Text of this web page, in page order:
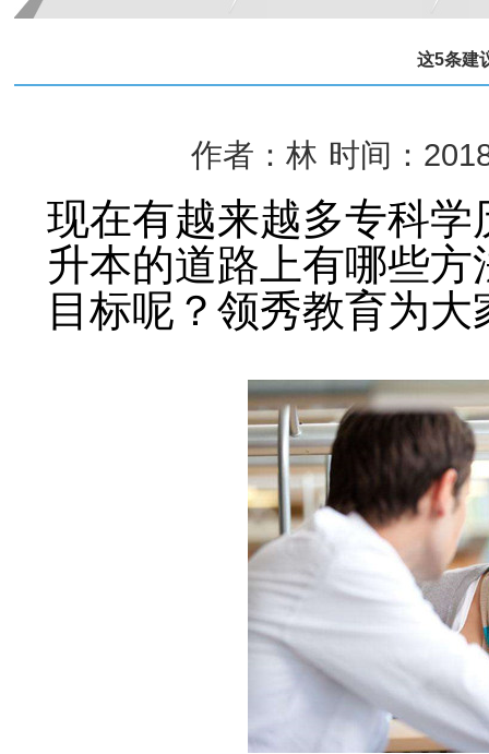
这5条建
作者：林 时间：
现在有越来越多专科
升本的道路上有哪些
目标呢？领秀教育为